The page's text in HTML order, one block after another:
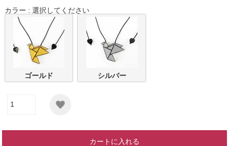
カラー 選択してください
ゴールド シルバー
カートに入れる